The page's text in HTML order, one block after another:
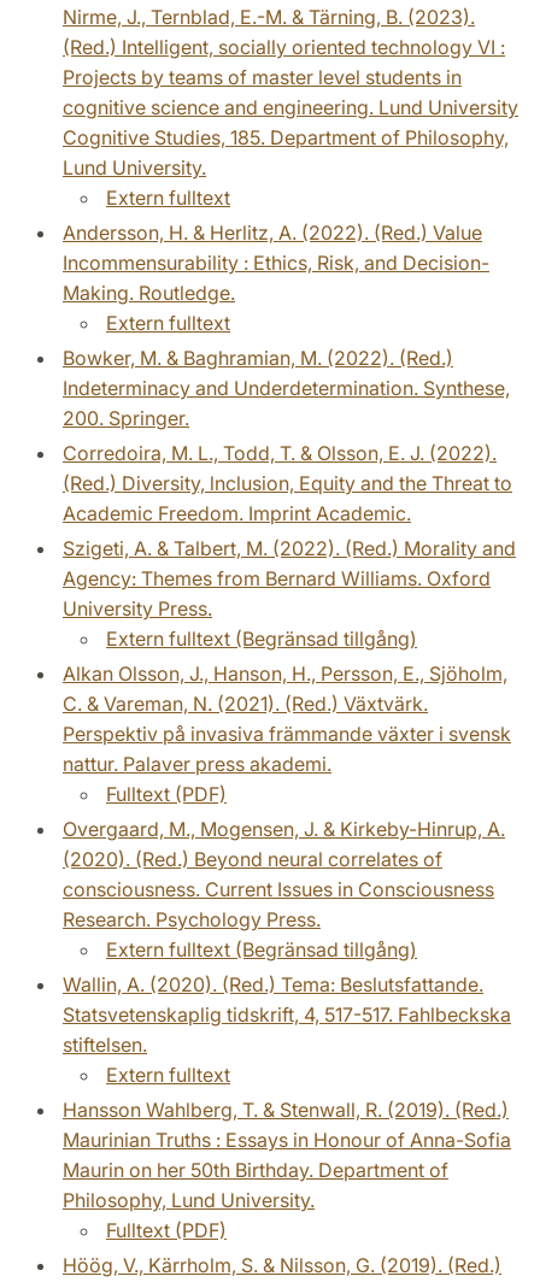
Nirme, J., Ternblad, E.-M. & Tärning, B. (2023).
(Red.) Intelligent, socially oriented technology VI :
Projects by teams of master level students in
cognitive science and engineering. Lund University
Cognitive Studies, 185. Department of Philosophy,
Lund University.
Extern fulltext
Andersson, H. & Herlitz, A. (2022). (Red.) Value
Incommensurability : Ethics, Risk, and Decision-
Making. Routledge.
Extern fulltext
Bowker, M. & Baghramian, M. (2022). (Red.)
Indeterminacy and Underdetermination. Synthese,
200. Springer.
Corredoira, M. L., Todd, T. & Olsson, E. J. (2022).
(Red.) Diversity, lnclusion, Equity and the Threat to
Academic Freedom. Imprint Academic.
Szigeti, A. & Talbert, M. (2022). (Red.) Morality and
Agency: Themes from Bernard Williams. Oxford
University Press.
Extern fulltext (Begränsad tillgång)
Alkan Olsson, J., Hanson, H., Persson, E., Sjöholm,
C. & Vareman, N. (2021). (Red.) Växtvärk.
Perspektiv på invasiva främmande växter i svensk
nattur. Palaver press akademi.
Fulltext (PDF)
Overgaard, M., Mogensen, J. & Kirkeby-Hinrup, A.
(2020). (Red.) Beyond neural correlates of
consciousness. Current Issues in Consciousness
Research. Psychology Press.
Extern fulltext (Begränsad tillgång)
Wallin, A. (2020). (Red.) Tema: Beslutsfattande.
Statsvetenskaplig tidskrift, 4, 517-517. Fahlbeckska
stiftelsen.
Extern fulltext
Hansson Wahlberg, T. & Stenwall, R. (2019). (Red.)
Maurinian Truths : Essays in Honour of Anna-Sofia
Maurin on her 50th Birthday. Department of
Philosophy, Lund University.
Fulltext (PDF)
Höög, V., Kärrholm, S. & Nilsson, G. (2019). (Red.)